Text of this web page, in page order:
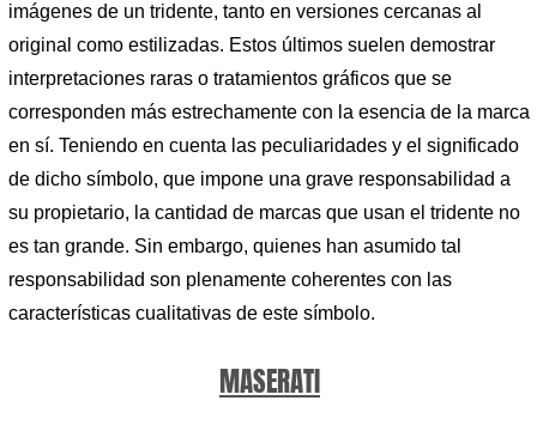
imágenes de un tridente, tanto en versiones cercanas al
original como estilizadas. Estos últimos suelen demostrar
interpretaciones raras o tratamientos gráficos que se
corresponden más estrechamente con la esencia de la marca
en sí. Teniendo en cuenta las peculiaridades y el significado
de dicho símbolo, que impone una grave responsabilidad a
su propietario, la cantidad de marcas que usan el tridente no
es tan grande. Sin embargo, quienes han asumido tal
responsabilidad son plenamente coherentes con las
características cualitativas de este símbolo.
MASERATI